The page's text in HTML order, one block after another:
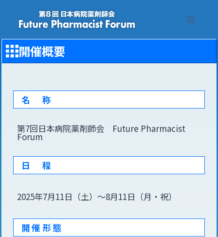
content
開催概要
名 称
第7回日本病院薬剤師会 Future Pharmacist
Forum
日 程
2025年7月11日（土）〜8月11日（月・祝）
開催形態